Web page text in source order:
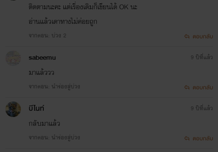
แพรทอง ตะกายตะวัน ประกายนาม คนเขียน
แพรทอง ตะกายตะวัน ประกายนาม คนเขียน
https://
ติดตามนะคะ แต่เรื่องเดิมก็เขียนได้ OK นะ
อ่านแล้วเดาทางไม่ค่อยถูก
จากตอน: บ่วง 2 ตอบกลับ
sabeemu
มาแล้ววว
จากตอน: นำร่องสู่บ่วง
9 ปีที่แล้ว
ตอบกลับ
บีไนท์
กลับมาแล้ว
จากตอน: นำร่องสู่บ่วง
9 ปีที่แล้ว
ตอบกลับ